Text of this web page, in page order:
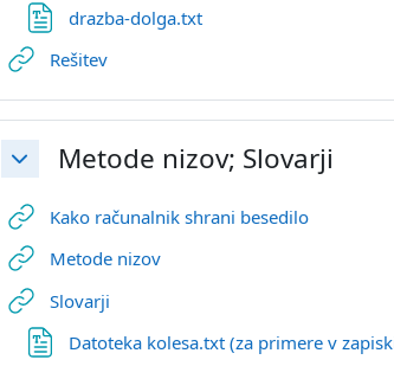
drazba-dolga.txt
RešitevURL
Skrči Metode nizov; Slovarji
Kako računalnik shrani besediloURL
Metode nizovURL
Slovarji
Datoteka kolesa.txt (za primere v